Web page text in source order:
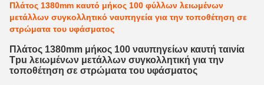
Πλάτος 1380mm καυτό μήκος 100 φύλλων λειωμένων
μετάλλων συγκολλητικό ναυπηγεία για την τοποθέτηση σε
στρώματα του υφάσματος
Πλάτος 1380mm μήκος 100 ναυπηγείων καυτή ταινία
Tpu λειωμένων μετάλλων συγκολλητική για την
τοποθέτηση σε στρώματα του υφάσματος